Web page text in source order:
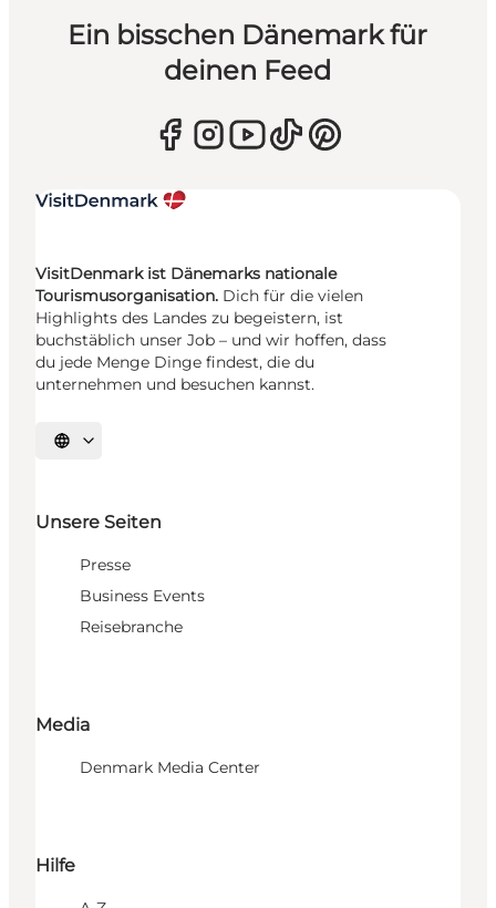
Ein bisschen Dänemark für
deinen Feed
VisitDenmark ist Dänemarks nationale
Tourismusorganisation. Dich für die vielen
Highlights des Landes zu begeistern, ist
buchstäblich unser Job – und wir hoffen, dass
du jede Menge Dinge findest, die du
unternehmen und besuchen kannst.
Sprache auswählen
Unsere Seiten
Presse
Business Events
Reisebranche
Media
Denmark Media Center
Hilfe